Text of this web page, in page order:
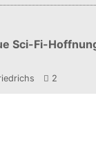
Sci-Fi-
2